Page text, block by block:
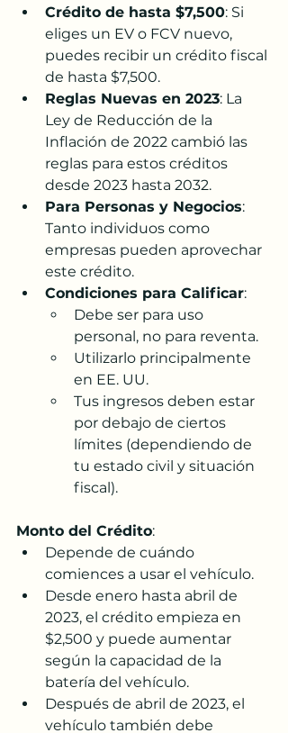
Crédito de hasta $7,500: Si
eliges un EV o FCV nuevo,
puedes recibir un crédito fiscal
de hasta $7,500.
Reglas Nuevas en 2023: La
Ley de Reducción de la
Inflación de 2022 cambió las
reglas para estos créditos
desde 2023 hasta 2032.
Para Personas y Negocios:
Tanto individuos como
empresas pueden aprovechar
este crédito.
Condiciones para Calificar:
Debe ser para uso
personal, no para reventa.
Utilizarlo principalmente
en EE. UU.
Tus ingresos deben estar
por debajo de ciertos
límites (dependiendo de
tu estado civil y situación
fiscal).
Monto del Crédito:
Depende de cuándo
comiences a usar el vehículo.
Desde enero hasta abril de
2023, el crédito empieza en
$2,500 y puede aumentar
según la capacidad de la
batería del vehículo.
Después de abril de 2023, el
vehículo también debe